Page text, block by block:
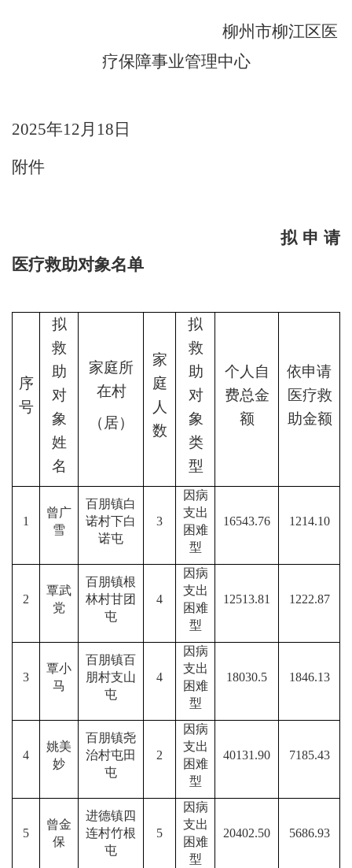
柳州市柳江区医
疗保障事业管理中心
2025年12月 18 日
附件
拟申请
医疗救助对象名单
序
号
拟
救
助
对
象
姓
名
家庭所
在村
（居）
家
庭
人
数
拟
救
助
对
象
类
型
个人自
费总金
额
依申请
医疗救
助金额
1
曾广
雪
百朋镇白
诺村下白
诺屯
3
因病
支出
困难
型
16543.76 1214.10
2
覃武
党
百朋镇根
林村甘团
屯
4
因病
支出
困难
型
12513.81 1222.87
3
覃小
马
百朋镇百
朋村支山
屯
4
因病
支出
困难
型
18030.5 1846.13
4
姚美
妙
百朋镇尧
治村屯田
屯
2
因病
支出
困难
型
40131.90 7185.43
5
曾金
保
进德镇四
连村竹根
屯
5
因病
支出
困难
型
20402.50 5686.93